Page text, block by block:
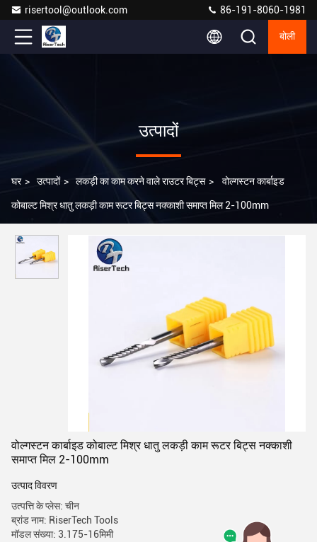
risertool@outlook.com 86-191-8060-1981
बोली
उत्पादों
घर > उत्पादों > लकड़ी का काम करने वाले राउटर बिट्स > वोल्गस्टन कार्बाइड
कोबाल्ट मिश्र धातु लकड़ी काम रूटर बिट्स नक्काशी समाप्त मिल 2-100mm
वोल्गस्टन कार्बाइड कोबाल्ट मिश्र धातु लकड़ी काम रूटर बिट्स नक्काशी
समाप्त मिल 2-100mm
उत्पाद विवरण
उत्पत्ति के प्लेस: चीन
ब्रांड नाम: RiserTech Tools
मॉडल संख्या: 3.175-16मिमी